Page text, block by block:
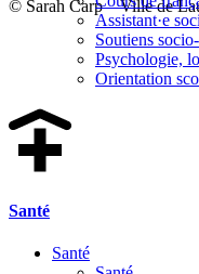
© Sarah Carp – Ville de
Assistant·e
Soutiens
Psychologie,
Orientation
Santé
Santé